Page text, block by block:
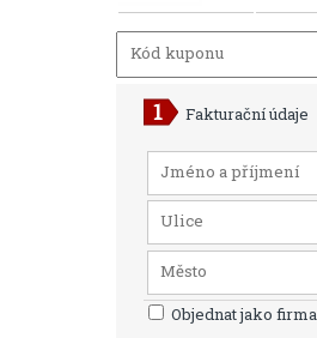
Fakturační údaje
Objednat jako firma